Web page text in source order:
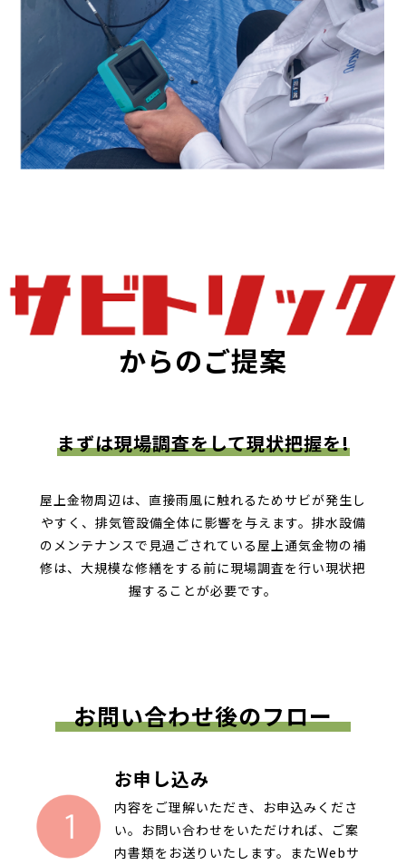
からのご提案
まずは現場調査をして現状把握を!
屋上金物周辺は、直接雨風に触れるためサビが発生し
やすく、排気管設備全体に影響を与えます。排水設備
のメンテナンスで見過ごされている屋上通気金物の補
修は、大規模な修繕をする前に現場調査を行い現状把
握することが必要です。
お問い合わせ後のフロー
お申し込み
内容をご理解いただき、お申込みくださ
い。お問い合わせをいただければ、ご案
内書類をお送りいたします。またWebサ